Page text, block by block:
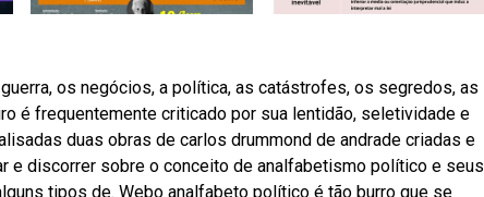
os negócios, a política, as catástrofes, os segredos, as
é frequentemente criticado por sua lentidão, seletividade e
duas obras de carlos drummond de andrade criadas e
e discorrer sobre o conceito de analfabetismo político e seus
tipos de. Webo analfabeto político é tão burro que se